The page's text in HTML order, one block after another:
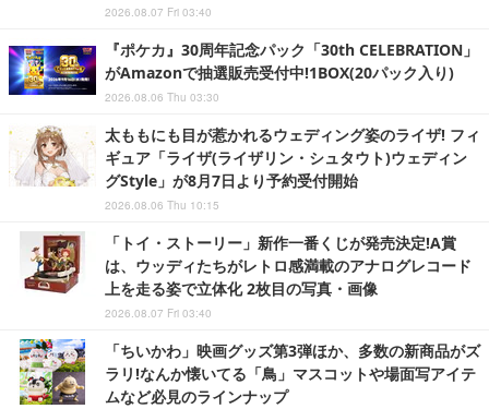
2026.08.07 Fri 03:40
『ポケカ』30周年記念パック「30th CELEBRATION」
がAmazonで抽選販売受付中!1BOX(20パック入り)
2026.08.06 Thu 03:30
太ももにも目が惹かれるウェディング姿のライザ! フィ
ギュア「ライザ(ライザリン・シュタウト)ウェディン
グStyle」が8月7日より予約受付開始
2026.08.06 Thu 10:15
「トイ・ストーリー」新作一番くじが発売決定!A賞
は、ウッディたちがレトロ感満載のアナログレコード
上を走る姿で立体化 2枚目の写真・画像
2026.08.07 Fri 03:40
「ちいかわ」映画グッズ第3弾ほか、多数の新商品がズ
ラリ!なんか懐いてる「鳥」マスコットや場面写アイテ
ムなど必見のラインナップ